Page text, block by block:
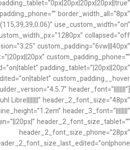
border_width_all=”8px”
use_custom_width=”on”
custom_padding=”6vw|||40px”
custom_padding_phone=””
padding_tablet=”|20px||20px”
header_font=”||||||||”
Libre||||||||” header_2_font_size=”48px”
header_3_font=”||||||||”
header_2_font_size_tablet=””
header_2_font_size_phone=”28px”